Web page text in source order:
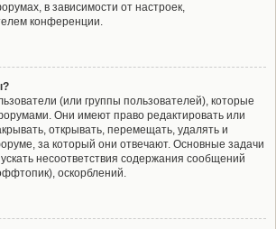
в зависимости от настроек,
конференции.
(или группы пользователей), которые
Они имеют право редактировать или
открывать, перемещать, удалять и
за который они отвечают. Основные задачи
несоответствия содержания сообщений
оскорблений.